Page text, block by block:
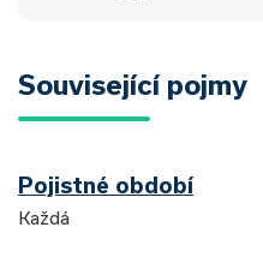
Související pojmy
Pojistné období
Každá